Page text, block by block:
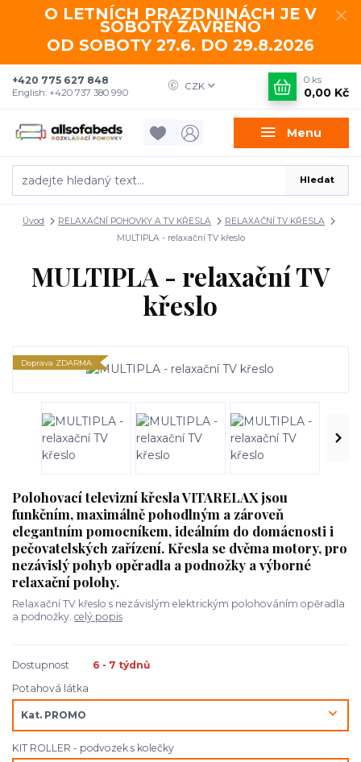
O LETNÍCH PRAZDNINÁCH JE V
SOBOTY ZAVŘENO
OD SOBOTY 27.6. DO 29.8.2026
Menu
CZK
Hledat
+420 775 627 848
English: +420 737 380 990
0 ks
0,00 Kč
Úvod RELAXAČNÍ POHOVKY A TV KŘESLA
RELAXAČNÍ TV KŘESLA
MULTIPLA - relaxační TV křeslo
MULTIPLA - relaxační TV
křeslo
Doprava ZDARMA
Polohovací televizní křesla VITARELAX jsou
funkčním, maximálně pohodlným a zároveň
elegantním pomocníkem, ideálním do domácnosti i
pečovatelských zařízení. Křesla se dvěma motory, pro
nezávislý pohyb opěradla a podnožky a výborné
relaxační polohy.
Relaxační TV křeslo s nezávislým elektrickým polohováním opěradla
a podnožky. celý popis
Dostupnost
6 - 7 týdnů
Potahová látka
KIT ROLLER - podvozek s kolečky